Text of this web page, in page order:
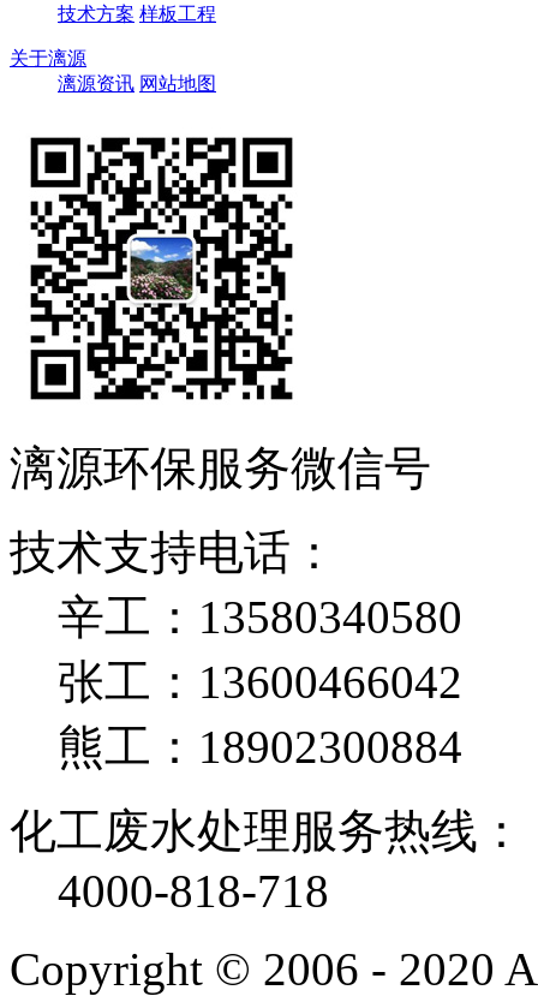
技术方案 样板工程
关于漓源
漓源资讯 网站地图
漓源环保服务微信号
技术支持电话：
辛工：13580340580
张工：13600466042
熊工：18902300884
化工废水处理服务热线：
4000-818-718
Copyright © 2006 - 2020